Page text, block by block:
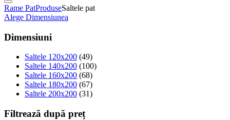
Rame PatProduseSaltele pat
Alege Dimensiunea
Dimensiuni
Saltele 120x200 (49)
Saltele 140x200 (100)
Saltele 160x200 (68)
Saltele 180x200 (67)
Saltele 200x200 (31)
Filtrează după preț